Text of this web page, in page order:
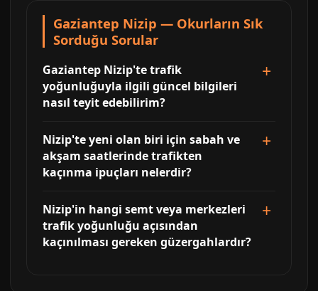
Gaziantep Nizip — Okurların Sık
Sorduğu Sorular
Gaziantep Nizip'te trafik
yoğunluğuyla ilgili güncel bilgileri
nasıl teyit edebilirim?
Nizip'te yeni olan biri için sabah ve
akşam saatlerinde trafikten
kaçınma ipuçları nelerdir?
Nizip'in hangi semt veya merkezleri
trafik yoğunluğu açısından
kaçınılması gereken güzergahlardır?